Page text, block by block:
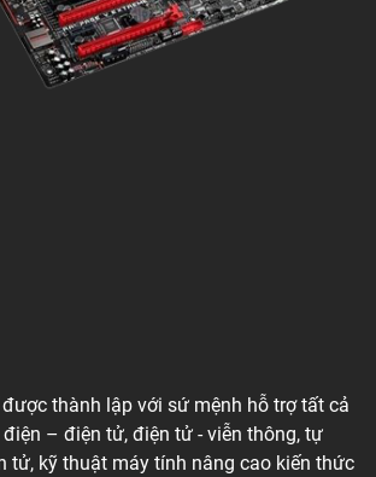
được thành lập với sứ mệnh hỗ trợ tất cả
– điện tử, điện tử - viễn thông, tự
tử, kỹ thuật máy tính nâng cao kiến thức